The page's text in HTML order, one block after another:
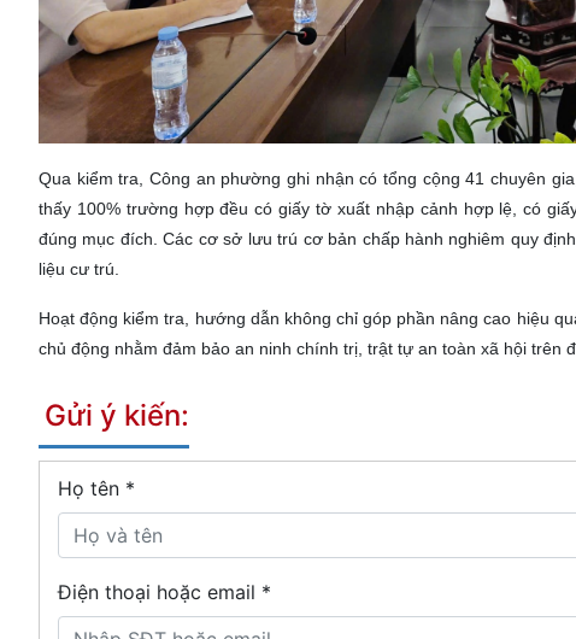
Qua kiểm tra, Công an phường ghi nhận có tổng cộng 41 chuyên
thấy 100% trường hợp đều có giấy tờ xuất nhập cảnh hợp lệ, có
đúng mục đích. Các cơ sở lưu trú cơ bản chấp hành nghiêm quy
liệu cư trú.
Hoạt động kiểm tra, hướng dẫn không chỉ góp phần nâng cao hiệu
chủ động nhằm đảm bảo an ninh chính trị, trật tự an toàn xã hội trên
Gửi ý kiến:
Họ tên *
Điện thoại hoặc email *